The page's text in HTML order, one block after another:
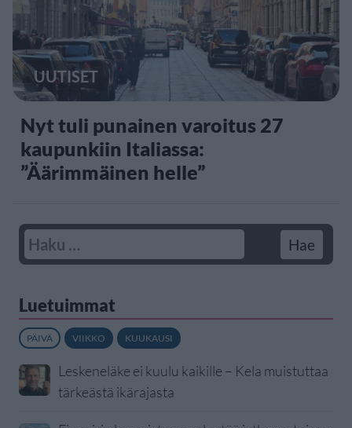
UUTISET
Nyt tuli punainen varoitus 27
kaupunkiin Italiassa:
”Äärimmäinen helle”
Luetuimmat
PÄIVÄ VIIKKO KUUKAUSI
Leskeneläke ei kuulu kaikille – Kela muistuttaa
tärkeästä ikärajasta